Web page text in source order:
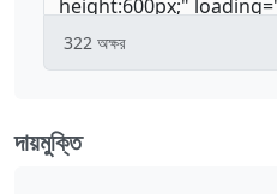
322 অক্ষর
দায়মুক্তি